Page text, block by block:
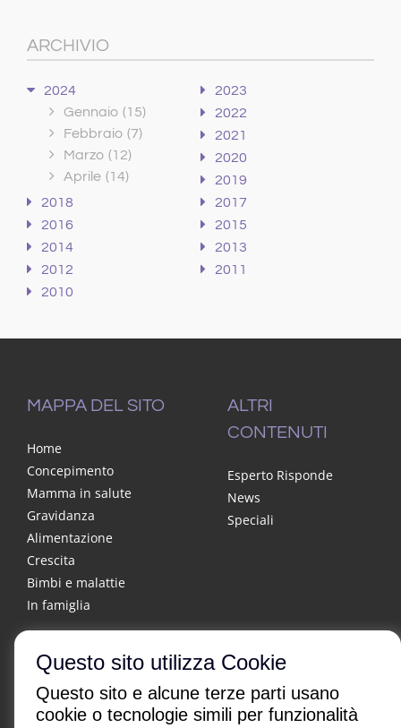
Questo sito utilizza Cookie
Questo sito e alcune terze parti usano
cookie o tecnologie simili per funzionalità
ARCHIVIO
2024
Gennaio (15)
Febbraio (7)
Marzo (12)
Aprile (14)
2023
2022
2021
2020
2019
2018
2017
2016
2015
2014
2013
2012
2011
2010
MAPPA DEL SITO
Home
Concepimento
Mamma in salute
Gravidanza
Alimentazione
Crescita
Bimbi e malattie
In famiglia
ALTRI
CONTENUTI
Esperto Risponde
News
Speciali